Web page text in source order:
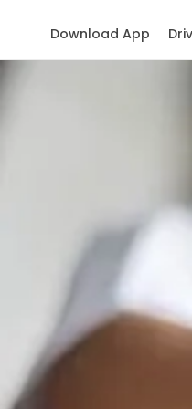
Download App